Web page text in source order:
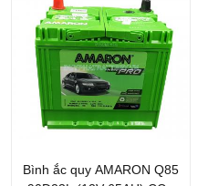
Thương hiệu ắc
quy:
AMARON
Điện thế (V):
12 V
Dung lượng (Ah):65
Dòng khởi động
Bình ắc quy AMARON Q85